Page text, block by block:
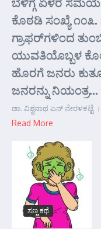
ಕೊಠಡಿ ಸಂಖ್ಯೆ
ಗ್ರಾಫರ್‌ಗಳಿಂದ
ಯುವತಿಯೊಬ್ಬಳ
ಹೊರಗೆ ಜನರು
ಜನರನ್ನು ನಿಯಂತ್ರ...
ಡಾ. ವಿಶ್ವನಾಥ ಎನ್ ನೇರಳಕಟ್ಟೆ
Read More
ಸಣ್ಣ ಕಥೆ